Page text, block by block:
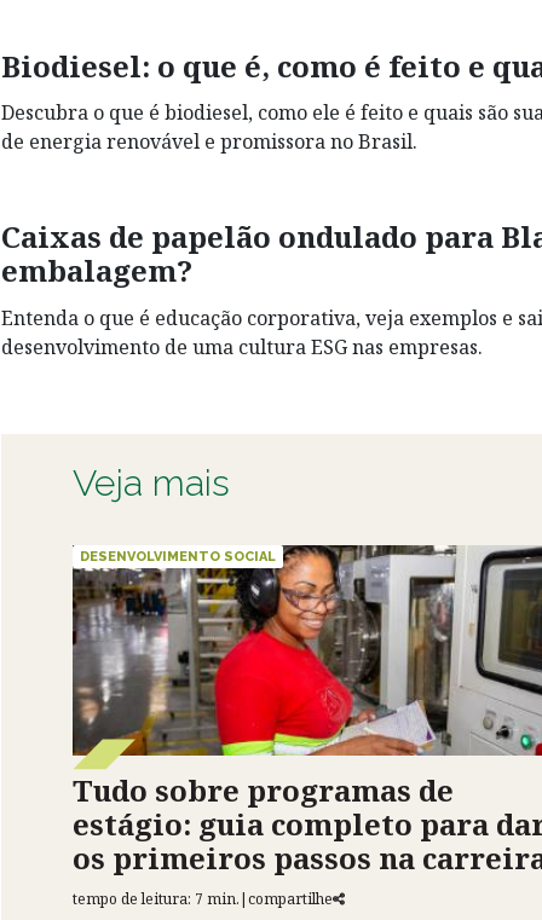
Biodiesel: o que é, como é feito e
Descubra o que é biodiesel, como ele é feito e quais são
de energia renovável e promissora no Brasil.
Caixas de papelão ondulado para
embalagem?
Entenda o que é educação corporativa, veja exemplos e
desenvolvimento de uma cultura ESG nas empresas.
Veja mais
DESENVOLVIMENTO SOCIAL
Tudo sobre programas de
estágio: guia completo para
os primeiros passos na
tempo de leitura: 7 min.|compartilhe